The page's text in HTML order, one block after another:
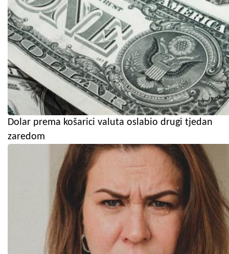
Dolar prema košarici valuta oslabio drugi tjedan
zaredom